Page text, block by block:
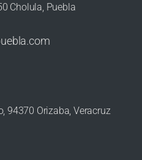
Cholula, Puebla
94370 Orizaba, Veracruz